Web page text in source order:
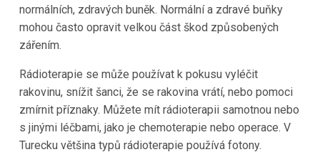
normálních, zdravých buněk. Normální a zdravé buňky
mohou často opravit velkou část škod způsobených
zářením.
Rádioterapie se může používat k pokusu vyléčit
rakovinu, snížit šanci, že se rakovina vrátí, nebo pomoci
zmírnit příznaky. Můžete mít rádioterapii samotnou nebo
s jinými léčbami, jako je chemoterapie nebo operace. V
Turecku většina typů rádioterapie používá fotony.